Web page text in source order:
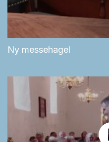
Ny messehagel